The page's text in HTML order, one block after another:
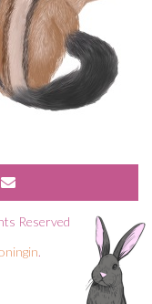
Reserved
.